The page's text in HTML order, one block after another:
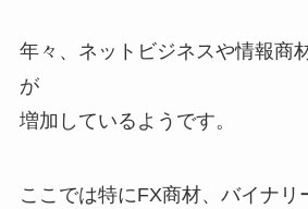
年々、ネットビジネスや情報商
が
増加しているようです。
ここでは特にFX商材、バイナリ